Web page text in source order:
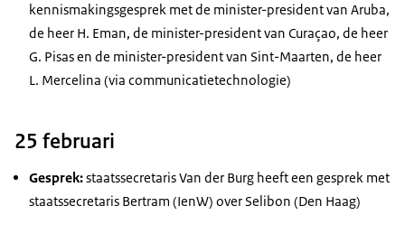
kennismakingsgesprek met de minister-president van Aruba,
de heer H. Eman, de minister-president van Curaçao, de heer
G. Pisas en de minister-president van Sint-Maarten, de heer
L. Mercelina (via communicatietechnologie)
25 februari
Gesprek:staatssecretaris Van der Burg heeft een gesprek met
staatssecretaris Bertram (IenW) over Selibon (Den Haag)